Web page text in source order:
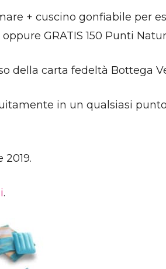
+ cuscino gonfiabile per
GRATIS 150 Punti
della carta fedeltà Bottega
in un qualsiasi
.